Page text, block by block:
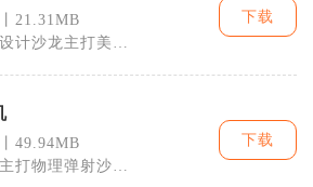
21.31MB
计沙龙主打美发
下载
49.94MB
打物理弹射沙盒
下载